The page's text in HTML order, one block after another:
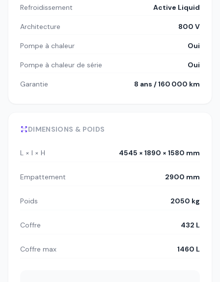
Refroidissement Active Liquid
Architecture 800 V
Pompe à chaleur Oui
Pompe à chaleur de série Oui
Garantie 8 ans / 160 000 km
DIMENSIONS & POIDS
L × l × H 4545 × 1890 × 1580 mm
Empattement 2900 mm
Poids 2050 kg
Coffre 432 L
Coffre max 1460 L